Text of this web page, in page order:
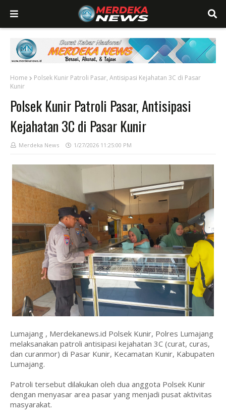
Home
Polsek Kunir Patroli Pasar, Antisipasi Kejahatan 3C di Pasar
Kunir
Polsek Kunir Patroli Pasar, Antisipasi
Kejahatan 3C di Pasar Kunir
Merdeka News 1/27/2026 11:25:00 PM
Lumajang , Merdekanews.id Polsek Kunir, Polres Lumajang
melaksanakan patroli antisipasi kejahatan 3C (curat, curas,
dan curanmor) di Pasar Kunir, Kecamatan Kunir, Kabupaten
Lumajang.
Patroli tersebut dilakukan oleh dua anggota Polsek Kunir
dengan menyasar area pasar yang menjadi pusat aktivitas
masyarakat.